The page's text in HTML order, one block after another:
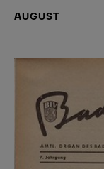
AUGUST